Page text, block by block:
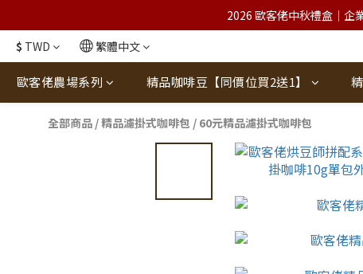
2026 歐客佬中秋禮盒｜企
$ TWD 繁體中文
歐客佬農場系列 精品咖啡豆【同價位買2送1】
全部商品 /精品濾掛式咖啡包 / 60元精品濾掛式咖啡包